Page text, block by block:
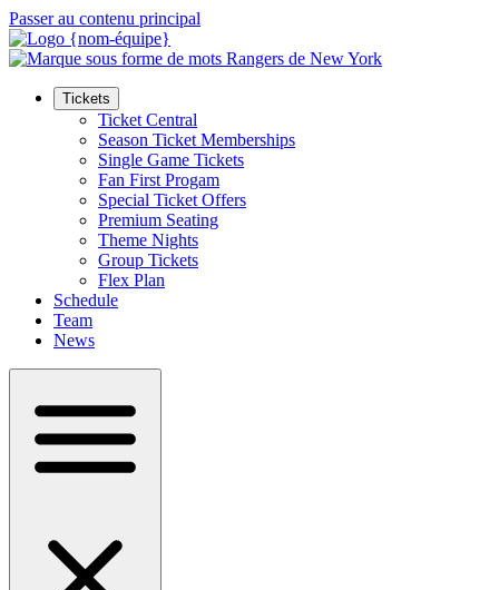
Passer au contenu principal
Tickets
Ticket Central
Season Ticket Memberships
Single Game Tickets
Fan First Progam
Special Ticket Offers
Premium Seating
Theme Nights
Group Tickets
Flex Plan
Schedule
Team
News